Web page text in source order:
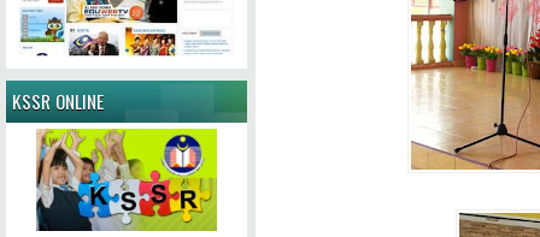
KSSR ONLINE